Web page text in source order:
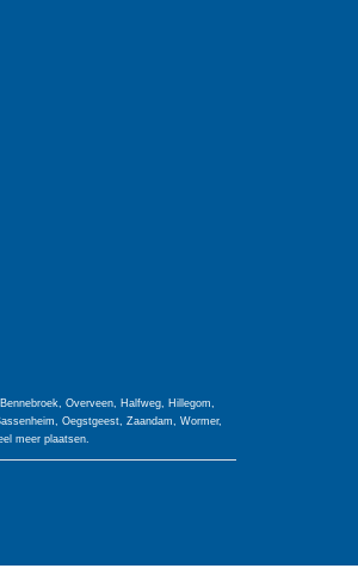
Overveen, Halfweg, Hillegom,
Oegstgeest, Zaandam, Wormer,
meer plaatsen.